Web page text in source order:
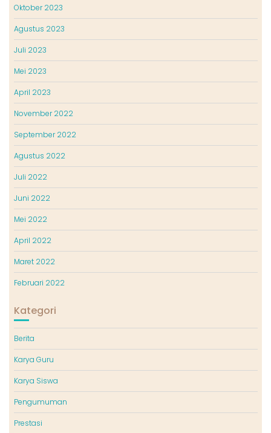
Oktober 2023
Agustus 2023
Juli 2023
Mei 2023
April 2023
November 2022
September 2022
Agustus 2022
Juli 2022
Juni 2022
Mei 2022
April 2022
Maret 2022
Februari 2022
Kategori
Berita
Karya Guru
Karya Siswa
Pengumuman
Prestasi